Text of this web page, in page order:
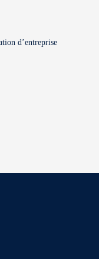
d’entreprise